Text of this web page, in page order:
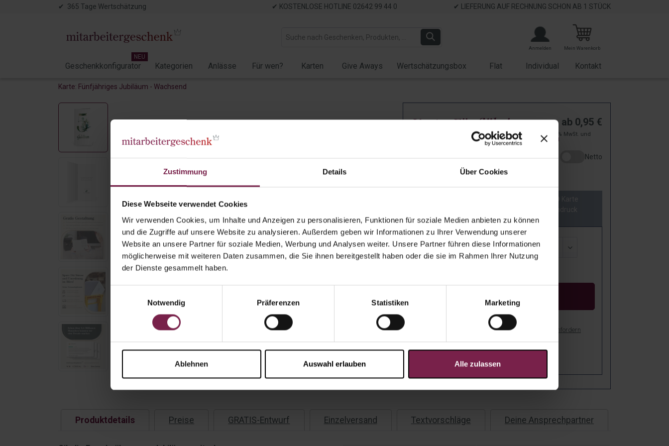
Zustimmung Details Über Cookies
Diese Webseite verwendet Cookies
Wir verwenden Cookies, um Inhalte und Anzeigen zu personalisieren, Funktionen für soziale Medien anbieten zu können
und die Zugriffe auf unsere Website zu analysieren. Außerdem geben wir Informationen zu Ihrer Verwendung unserer
Website an unsere Partner für soziale Medien, Werbung und Analysen weiter. Unsere Partner führen diese Informationen
möglicherweise mit weiteren Daten zusammen, die Sie ihnen bereitgestellt haben oder die sie im Rahmen Ihrer Nutzung
der Dienste gesammelt haben.
Notwendig
Präferenzen Statistiken Marketing
Ablehnen Auswahl erlauben Alle zulassen
✔ 365 Tage Wertschätzung ✔ KOSTENLOSE HOTLINE 02642 99 44 0 ✔ LIEFERUNG AUF RECHNUNG SCHON AB 1 STÜCK
Anmelden Mein Warenkorb
Geschenkkonfigurator
NEU
Kategorien Anlässe Für wen? Karten Give Aways Wertschätzungsbox Flat Individual Kontakt
Karte: Fünfjähriges Jubiläum - Wachsend
Karte: Fünfjähriges
Jubiläum -
Wachsend
ab 0,95€
zzgl. 19% MwSt. und
Versand
Netto
Karte
ohne Eindruck
Menge:
Angebot als PDF drucken Muster anfordern
Versandkostenfreie Lieferung nach Deutschland!
Auf Lager: Bei Dir in
Produktdetails Preise GRATIS-Entwurf Einzelversand Textvorschläge Deine Ansprechpartner